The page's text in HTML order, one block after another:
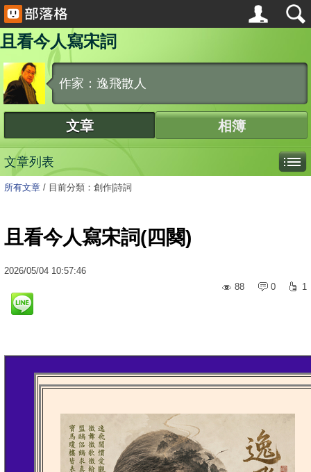
且看今人寫宋詞
作家：逸飛散人
文章 相簿
文章列表
所有文章 / 目前分類：創作|詩詞
且看今人寫宋詞(四闋)
2026/05/04 10:57:46
88
0 1